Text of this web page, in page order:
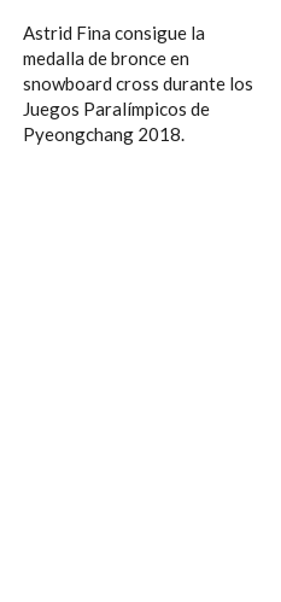
Astrid Fina consigue la
medalla de bronce en
snowboard cross durante los
Juegos Paralímpicos de
Pyeongchang 2018.